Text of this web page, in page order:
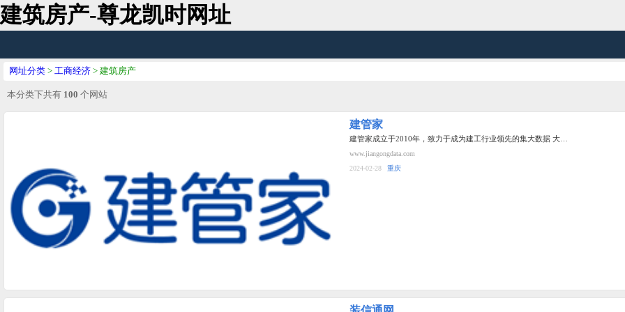
建筑房产-尊龙凯时网址
网址分类 > 工商经济 > 建筑房产
本分类下共有 100 个网站
建管家
建管家成立于2010年，致力于成为建工行业领先的集大数据 大…
www.jiangongdata.com
2024-02-28
重庆